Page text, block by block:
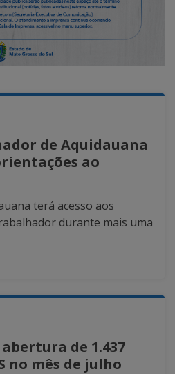
de Aquidauana
ao
terá acesso aos
durante mais uma
de 1.437
no mês de julho